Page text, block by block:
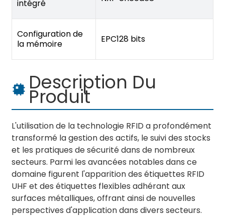
intégré
Configuration de
la mémoire
EPC128 bits
Description Du
Produit
L'utilisation de la technologie RFID a profondément
transformé la gestion des actifs, le suivi des stocks
et les pratiques de sécurité dans de nombreux
secteurs. Parmi les avancées notables dans ce
domaine figurent l'apparition des étiquettes RFID
UHF et des étiquettes flexibles adhérant aux
surfaces métalliques, offrant ainsi de nouvelles
perspectives d'application dans divers secteurs.